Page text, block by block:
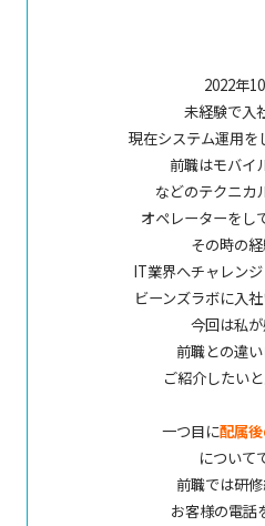
2022年
未経験で入
現在システム運用を
前職はモバイ
などのテクニカ
オペレーターをし
その時の
IT業界へチャレンジ
ビーンズラボに入社
今回は私
前職との違
ご紹介したいと
一つ目に配属
について
前職では研
お客様の電話